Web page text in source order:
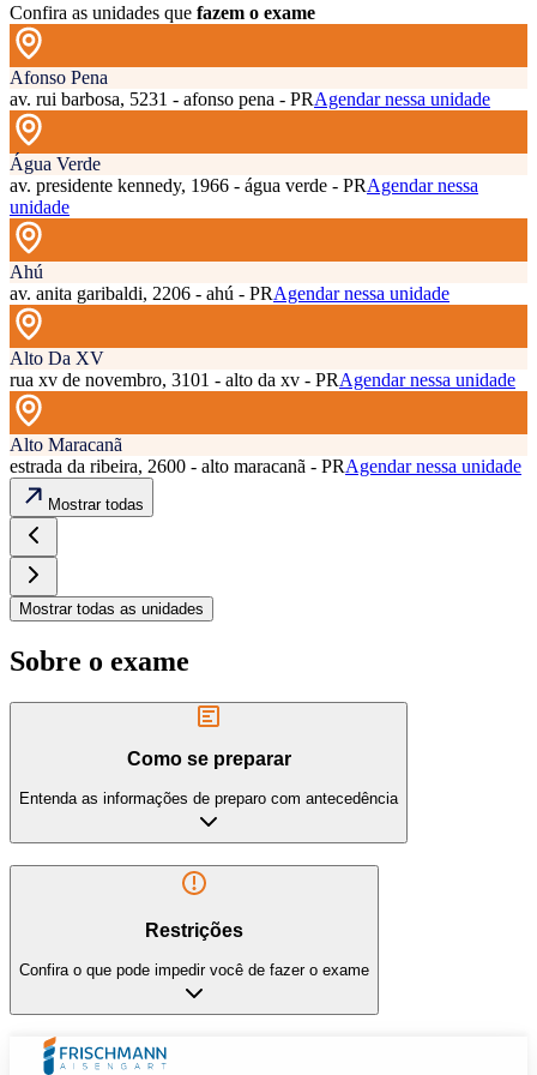
Confira as unidades que fazem o exame
Afonso Pena
av. rui barbosa, 5231 - afonso pena - PRAgendar nessa unidade
Água Verde
av. presidente kennedy, 1966 - água verde - PRAgendar nessa
unidade
Ahú
av. anita garibaldi, 2206 - ahú - PRAgendar nessa unidade
Alto Da XV
rua xv de novembro, 3101 - alto da xv - PRAgendar nessa unidade
Alto Maracanã
estrada da ribeira, 2600 - alto maracanã - PRAgendar nessa unidade
Mostrar todas
Mostrar todas as unidades
Sobre o exame
Como se preparar
Entenda as informações de preparo com antecedência
Restrições
Confira o que pode impedir você de fazer o exame